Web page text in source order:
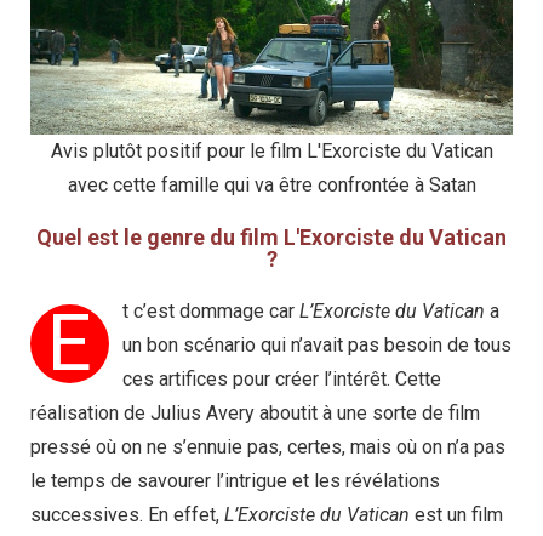
Avis plutôt positif pour le film L'Exorciste du Vatican
avec cette famille qui va être confrontée à Satan
Quel est le genre du film L'Exorciste du Vatican
?
E t c’est dommage car L’Exorciste du Vatican a
un bon scénario qui n’avait pas besoin de tous
ces artifices pour créer l’intérêt. Cette
réalisation de Julius Avery aboutit à une sorte de film
pressé où on ne s’ennuie pas, certes, mais où on n’a pas
le temps de savourer l’intrigue et les révélations
successives. En effet, L’Exorciste du Vatican est un film